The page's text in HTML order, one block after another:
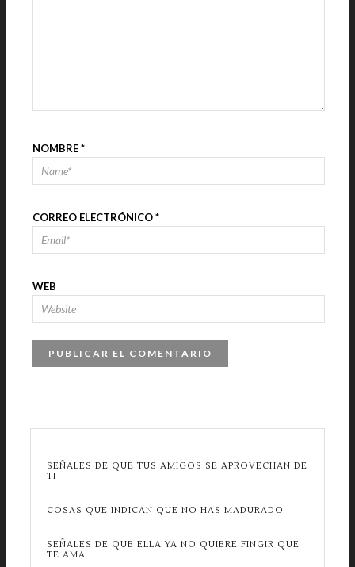
NOMBRE*
CORREO ELECTRÓNICO*
WEB
SEÑALES DE QUE TUS AMIGOS SE APROVECHAN DE
TI
COSAS QUE INDICAN QUE NO HAS MADURADO
SEÑALES DE QUE ELLA YA NO QUIERE FINGIR QUE
TE AMA